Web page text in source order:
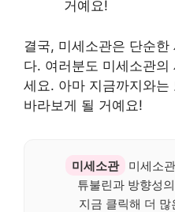
거예요!
결국, 미세소관은 단순
다. 여러분도 미세소관
세요. 아마 지금까지와
바라보게 될 거예요!
미세소관
미세소
튜불린과 방향성
지금 클릭해 더